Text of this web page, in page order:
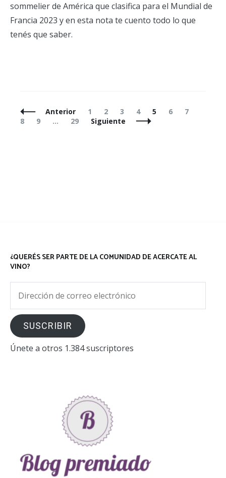
sommelier de América que clasifica para el Mundial de
Francia 2023 y en esta nota te cuento todo lo que
tenés que saber.
Navegación
de
Anterior Página
1 Página
2 Página
3 Página
4 Página
5 Página
6 Página
7
8
Página
9 … Página
29 Siguiente
¿QUERÉS SER PARTE DE LA COMUNIDAD DE ACERCATE AL
VINO?
correo
electrónico
SUSCRIBIR
Únete a otros 1.384 suscriptores